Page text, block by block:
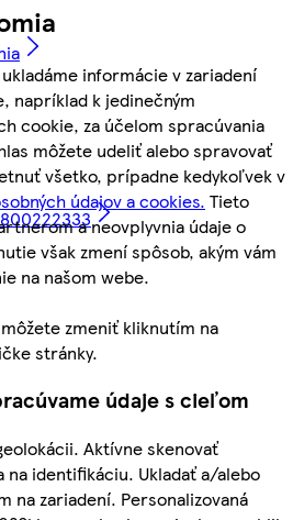
informácie v zariadení
napríklad k jedinečným
cookie, za účelom spracúvania
môžete udeliť alebo spravovať
všetko, prípadne kedykoľvek v
údajov a cookies. Tieto
a neovplyvnia údaje o
však zmení spôsob, akým vám
na našom webe.
zmeniť kliknutím na
stránky.
údaje s cieľom
Aktívne skenovať
identifikáciu. Ukladať a/alebo
na zariadení. Personalizovaná